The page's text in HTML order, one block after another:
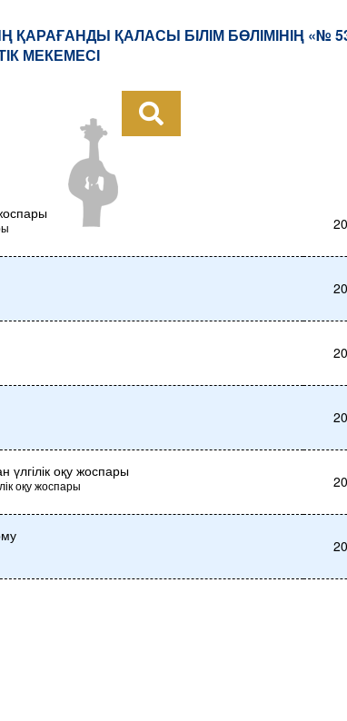
ҚАЛАСЫ БІЛІМ БӨЛІМІНІҢ «№
МЕКЕМЕСІ
үлгілік оқу жоспары
оқу жоспары